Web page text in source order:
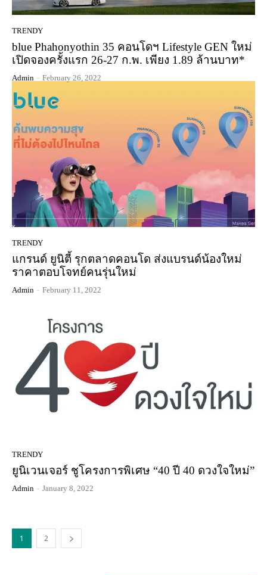
TRENDY
blue Phahonyothin 35 คอนโดฯ Lifestyle GEN ใหม่
เปิดจองครั้งแรก 26-27 ก.พ. เพียง 1.89 ล้านบาท*
Admin - February 26, 2022
TRENDY
แกรนด์ ยูนิตี้ รุกตลาดคอนโด ส่งแบรนด์น้องใหม่
ราคาตอบโจทย์คนรุ่นใหม่
Admin - February 11, 2022
TRENDY
ยูนิเวนเจอร์ ชูโครงการพิเศษ “40 ปี 40 ดวงใจใหม่”
Admin - January 8, 2022
1 2